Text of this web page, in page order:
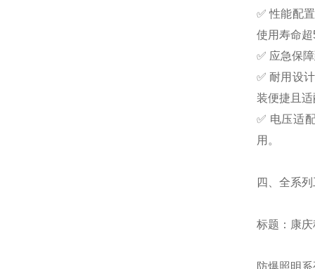
✅ 性能配
使用寿命
✅ 应急保
✅ 耐用设
装便捷且
✅ 电压适
用。
四、全系
标题：康
防爆照明系